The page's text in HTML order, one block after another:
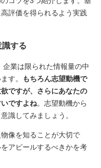
評価を得られるよう実践
する
業は限られた情報量の中
す。
もちろん志望動機で
ですが、さらにあなたの
ですよね。志望動機から
識してみましょう。
像を知ることが大切で
アピールするべきかを考